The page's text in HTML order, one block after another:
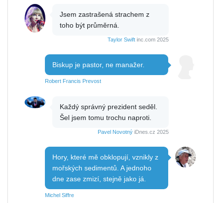
Jsem zastrašená strachem z
toho být průměrná.
Taylor Swift inc.com 2025
Biskup je pastor, ne manažer.
Robert Francis Prevost
Každý správný prezident seděl.
Šel jsem tomu trochu naproti.
Pavel Novotný iDnes.cz 2025
Hory, které mě obklopují, vznikly z
mořských sedimentů. A jednoho
dne zase zmizí, stejně jako já.
Michel Siffre